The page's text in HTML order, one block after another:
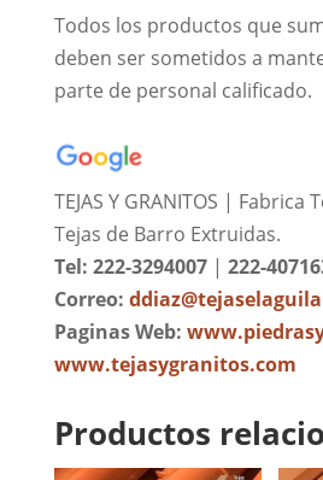
Todos los productos que
deben ser sometidos a
parte de personal calificado.
TEJAS Y GRANITOS | Fabrica
Tejas de Barro Extruidas.
Tel: 222-3294007| 222-
Correo:
Paginas Web:
www.tejasygranitos.com
Productos